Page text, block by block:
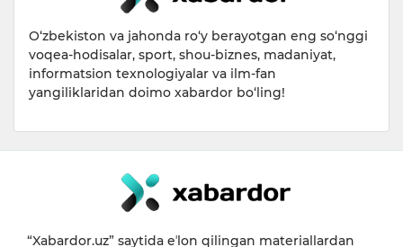
O‘zbekiston va jahonda ro‘y berayotgan eng so‘nggi
voqea-hodisalar, sport, shou-biznes, madaniyat,
informatsion texnologiyalar va ilm-fan
yangiliklaridan doimo xabardor bo‘ling!
“Xabardor.uz” saytida eʼlon qilingan materiallardan